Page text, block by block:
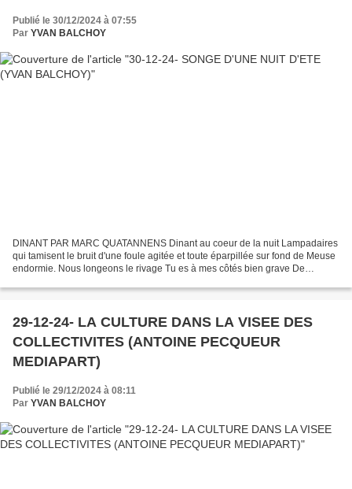
Publié le 30/12/2024 à 07:55
Par YVAN BALCHOY
DINANT PAR MARC QUATANNENS Dinant au coeur de la nuit Lampadaires
qui tamisent le bruit d'une foule agitée et toute éparpillée sur fond de Meuse
endormie. Nous longeons le rivage Tu es à mes côtés bien grave De
29-12-24- LA CULTURE DANS LA VISEE DES
COLLECTIVITES (ANTOINE PECQUEUR
MEDIAPART)
Publié le 29/12/2024 à 08:11
Par YVAN BALCHOY